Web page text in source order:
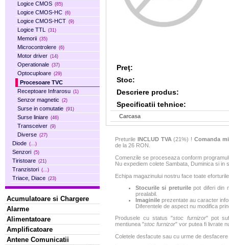
Logice CMOS (85)
Logice CMOS-HC (6)
Logice CMOS-HCT (9)
Logice TTL (31)
Memorii (35)
Microcontrolere (6)
Motor driver (14)
Operationale (37)
Optocuploare (29)
Procesoare TVC
Receptoare Infrarosu (1)
Senzor magnetic (2)
Surse in comutatie (91)
Surse liniare (46)
Transceiver (9)
Diverse (27)
Diode (...)
Senzori (5)
Tiristoare (21)
Tranzistori (...)
Triace, Diace (23)
Acumulatoare si Chargere
Alarme
Alimentatoare
Amplificatoare
Antene Comunicatii
Preţ:
Stoc:
Descriere produs:
Specificatii tehnice:
Carcasa
Preturile INCLUD TVA (21%) ! Comanda
de la 26 RON.
Comenzile se proceseaza conform
Nu expediem colete Sambata, Duminica si in
Echipa magazinului nostru face toate
Stocurile si preturilepot diferi din
prealabil.
Imaginile prezentate au caracter
Diferentele de aspect nu modifica
Produsele cu status "stoc furnizor" pot
mentiunea "stoc furnizor" vor putea fi livrate
Coletele desfacute sau cu urme de